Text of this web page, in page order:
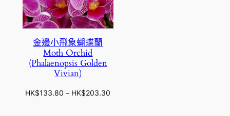
金邊小飛象蝴蝶蘭
Moth Orchid
(Phalaenopsis Golden
Vivian)
HK$133.80 – HK$203.30